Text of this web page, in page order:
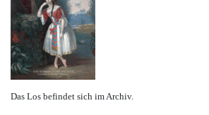
Das Los befindet sich im Archiv.